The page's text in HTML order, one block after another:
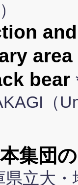
bear
（
集団
立大